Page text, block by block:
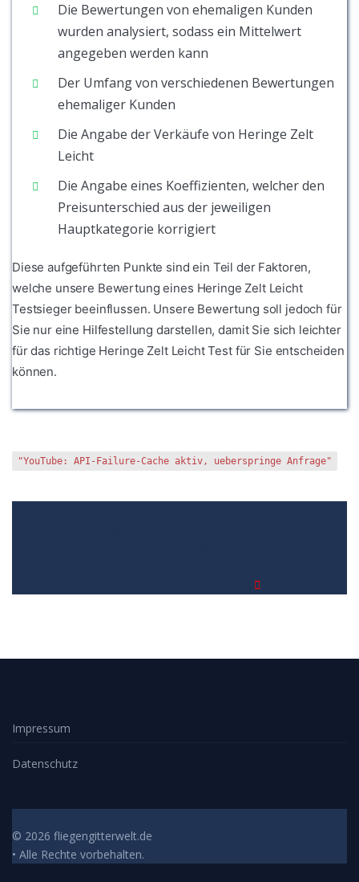
Die Bewertungen von ehemaligen Kunden
wurden analysiert, sodass ein Mittelwert
angegeben werden kann
Der Umfang von verschiedenen Bewertungen
ehemaliger Kunden
Die Angabe der Verkäufe von Heringe Zelt
Leicht
Die Angabe eines Koeffizienten, welcher den
Preisunterschied aus der jeweiligen
Hauptkategorie korrigiert
Diese aufgeführten Punkte sind ein Teil der Faktoren,
welche unsere Bewertung eines Heringe Zelt Leicht
Testsieger beeinflussen. Unsere Bewertung soll jedoch für
Sie nur eine Hilfestellung darstellen, damit Sie sich leichter
für das richtige Heringe Zelt Leicht Test für Sie entscheiden
können.
"YouTube: API-Failure-Cache aktiv, ueberspringe Anfrage"
Impressum
Datenschutz
© 2026 fliegengitterwelt.de
• Alle Rechte vorbehalten.